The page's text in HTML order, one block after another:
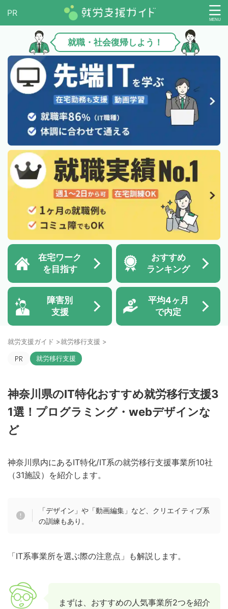
就職・社会復帰しよう！
在宅ワーク
を目指す
おすすめ
ランキング
障害別
支援
平均4ヶ月
で内定
就労支援ガイド >就労移行支援 >
就労移行支援
神奈川県のIT特化おすすめ就労移行支援3
1選！プログラミング・webデザインな
ど
神奈川県内にあるIT特化/IT系の就労移行支援事業所10社
（31施設）を紹介します。
「デザイン」や「動画編集」など、クリエイティブ系
の訓練もあり。
「IT系事業所を選ぶ際の注意点」も解説します。
まずは、おすすめの人気事業所2つを紹介